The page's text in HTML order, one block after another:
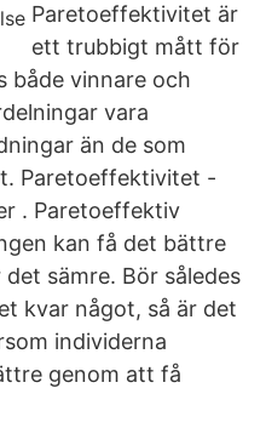
Paretoeffektivitet är
ett trubbigt mått för
både vinnare och
vara
än de som
Paretoeffektivitet -
. Paretoeffektiv
kan få det bättre
sämre. Bör således
kvar något, så är det
individerna
genom att få